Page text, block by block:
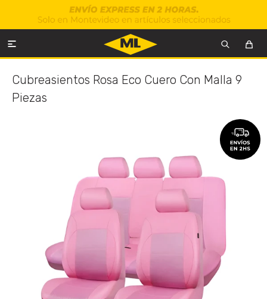

Cubreasientos Rosa Eco Cuero Con Malla 9
Piezas